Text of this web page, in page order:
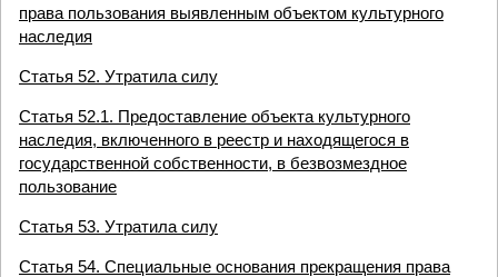
права пользования выявленным объектом культурного
наследия
Статья 52. Утратила силу
Статья 52.1. Предоставление объекта культурного
наследия, включенного в реестр и находящегося в
государственной собственности, в безвозмездное
пользование
Статья 53. Утратила силу
Статья 54. Специальные основания прекращения права